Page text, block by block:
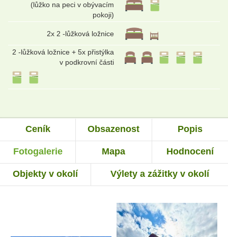
(lůžko na peci v obývacím
pokoji)
2x 2 -lůžková ložnice
2 -lůžková ložnice + 5x přistýlka
v podkrovní části
Ceník Obsazenost Popis
Fotogalerie Mapa Hodnocení
Objekty v okolí Výlety a zážitky v okolí